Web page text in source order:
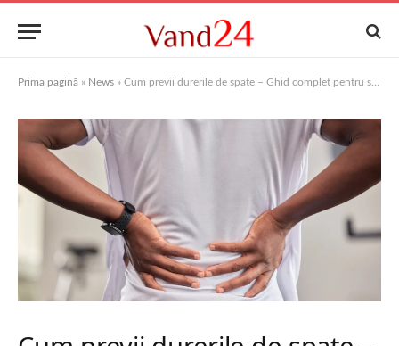
Prima pagină » News » Cum previi durerile de spate – Ghid complet pentru sănătatea coloanei vertebrale